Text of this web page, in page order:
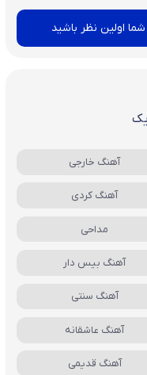
اولین نظر باشید
آهنگ خارجی
آهنگ کردی
مداحی
آهنگ بیس دار
آهنگ سنتی
آهنگ عاشقانه
آهنگ قدیمی